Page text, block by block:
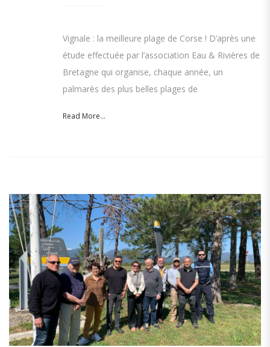
Vignale : la meilleure plage de Corse ! D’après une
étude effectuée par l’association Eau & Rivières de
Bretagne qui organise, chaque année, un
palmarès des plus belles plages de
Read More...